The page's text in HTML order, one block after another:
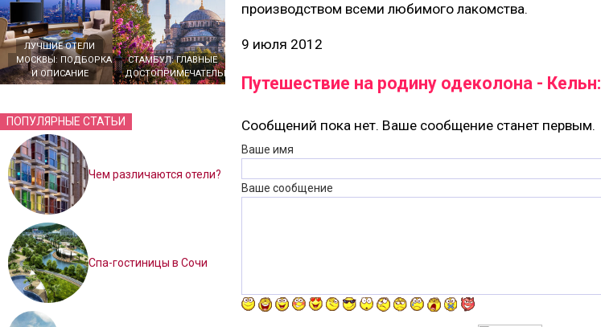
ЛУЧШИЕ ОТЕЛИ
МОСКВЫ: ПОДБОРКА
И ОПИСАНИЕ
СТАМБУЛ: ГЛАВНЫЕ
ДОСТОПРИМЕЧАТЕЛЬНОСТИ
ПОПУЛЯРНЫЕ СТАТЬИ
Чем различаются отели?
Спа-гостиницы в Сочи
производством всеми любимого лакомства.
9 июля 2012
Путешествие на родину одеколона -
Сообщений пока нет. Ваше сообщение станет первым.
Ваше имя
Ваше сообщение